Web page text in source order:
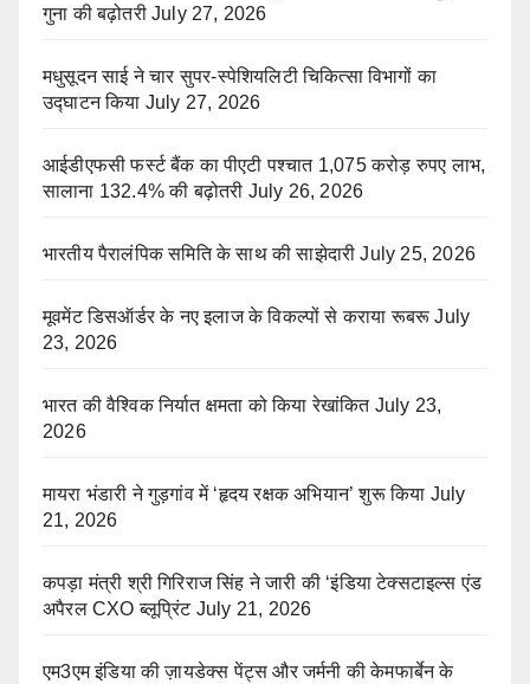
गुना की बढ़ोतरी July 27, 2026
मधुसूदन साई ने चार सुपर-स्पेशियलिटी चिकित्सा विभागों का
उद्घाटन किया July 27, 2026
आईडीएफसी फर्स्ट बैंक का पीएटी पश्चात 1,075 करोड़ रुपए लाभ,
सालाना 132.4% की बढ़ोतरी July 26, 2026
भारतीय पैरालंपिक समिति के साथ की साझेदारी July 25, 2026
मूवमेंट डिसऑर्डर के नए इलाज के विकल्पों से कराया रूबरू July
23, 2026
भारत की वैश्विक निर्यात क्षमता को किया रेखांकित July 23,
2026
मायरा भंडारी ने गुड़गांव में ‘हृदय रक्षक अभियान’ शुरू किया July
21, 2026
कपड़ा मंत्री श्री गिरिराज सिंह ने जारी की ‘इंडिया टेक्सटाइल्स एंड
अपैरल CXO ब्लूप्रिंट July 21, 2026
एम3एम इंडिया की ज़ायडेक्स पेंट्स और जर्मनी की केमफार्बेन के